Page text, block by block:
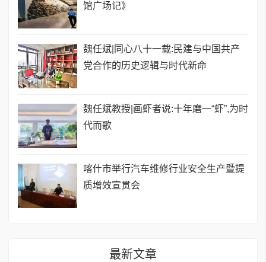
馆广场记》
魏任斌|同心八十一载:民建与中国共产
党合作的历史逻辑与时代新命
魏任斌教授|画虾者说:十年磨一“虾”,为时
代而歌
喀什市举行汽车维修行业安全生产暨提
质增效宣贯会
最新文章